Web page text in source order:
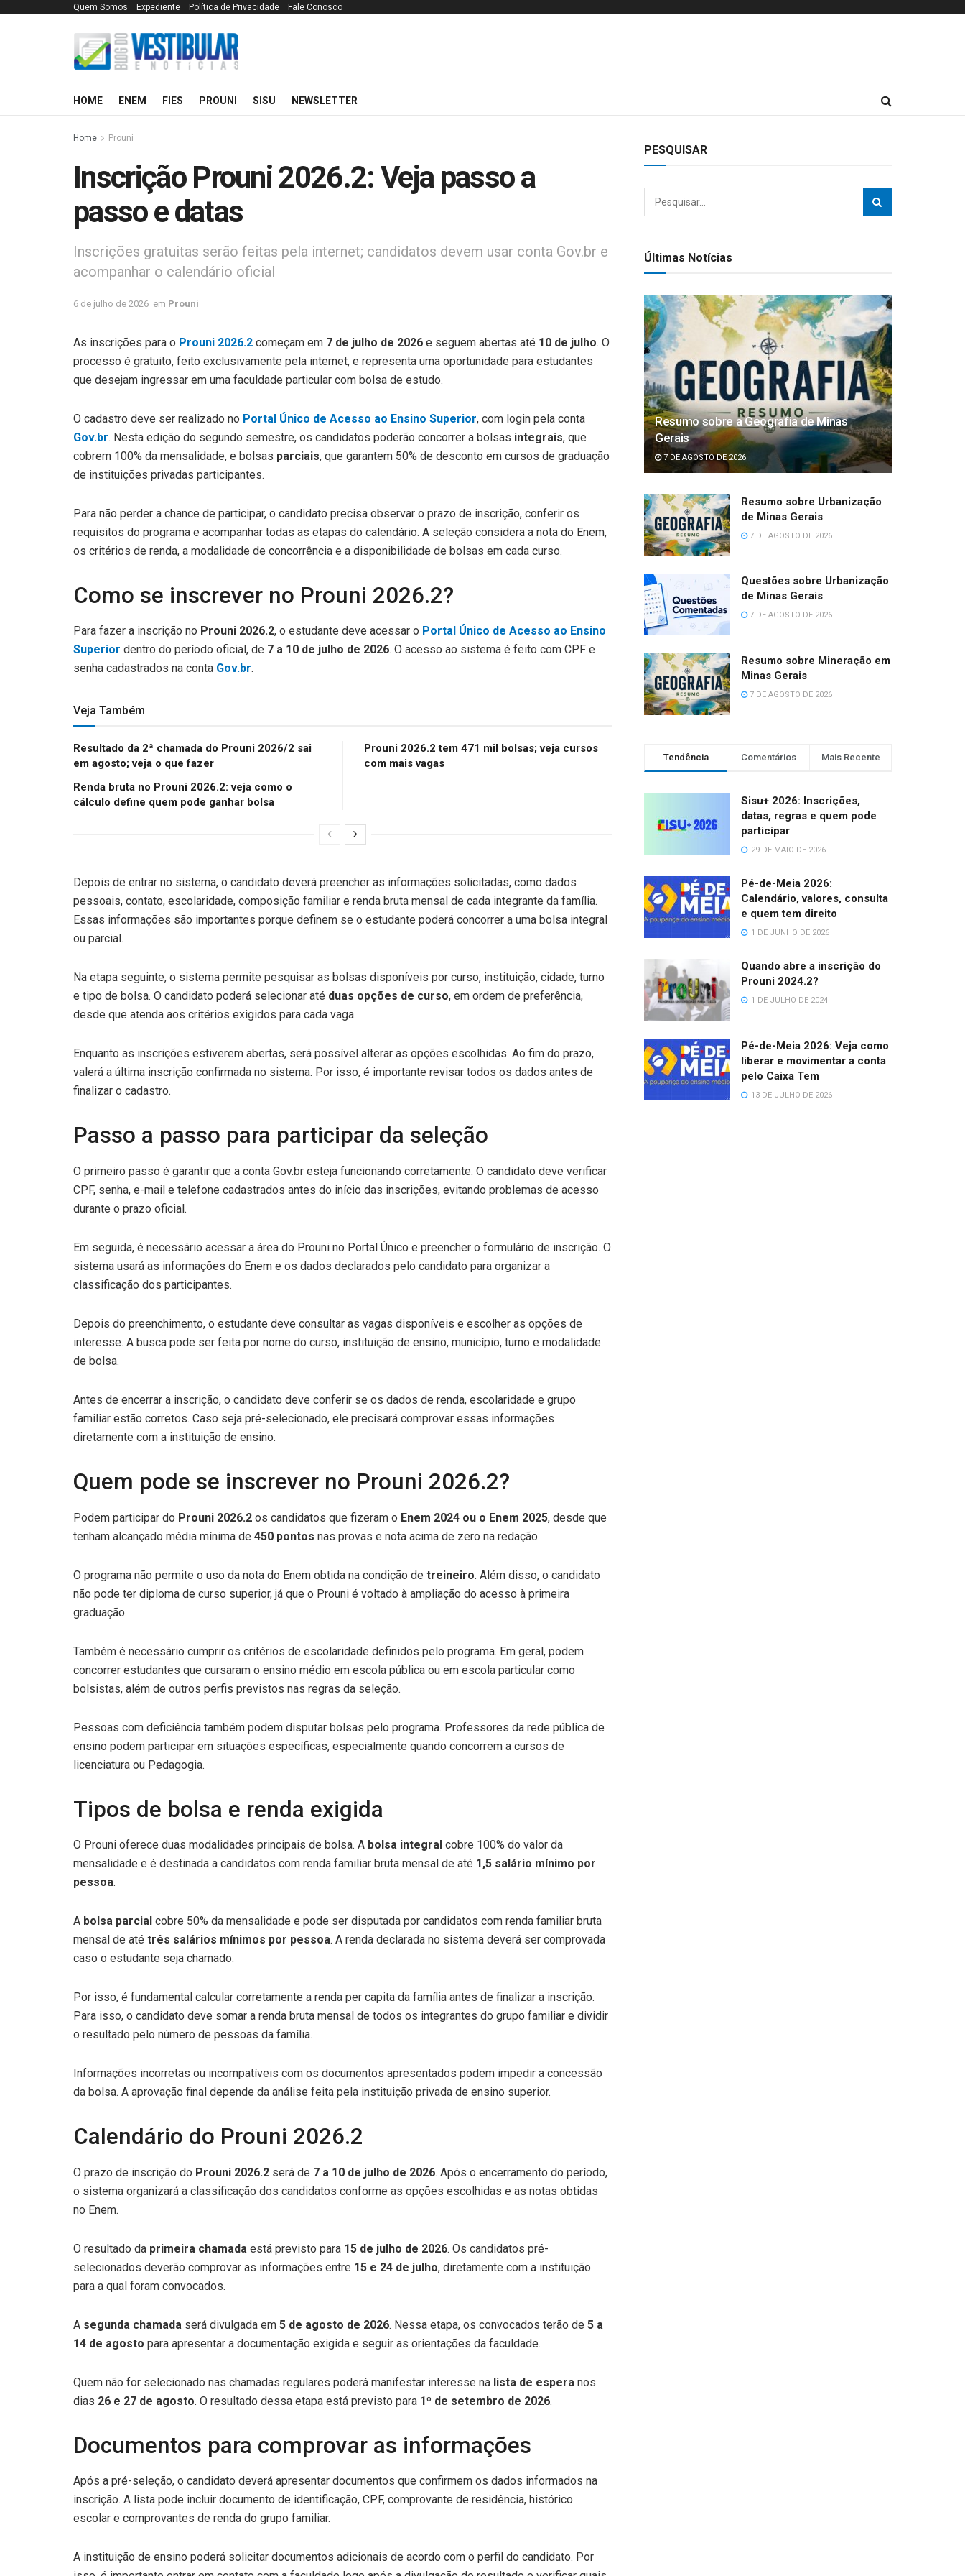
Quem Somos Expediente Política de Privacidade Fale Conosco
HOME ENEM FIES PROUNI SISU NEWSLETTER
Home Prouni
Inscrição Prouni 2026.2: Veja passo a
passo e datas
Inscrições gratuitas serão feitas pela internet; candidatos devem usar conta Gov.br e
acompanhar o calendário oficial
6 de julho de 2026 em Prouni
As inscrições para o Prouni 2026.2 começam em 7 de julho de 2026 e seguem abertas até 10 de julho. O
processo é gratuito, feito exclusivamente pela internet, e representa uma oportunidade para estudantes
que desejam ingressar em uma faculdade particular com bolsa de estudo.
O cadastro deve ser realizado no Portal Único de Acesso ao Ensino Superior, com login pela conta
Gov.br. Nesta edição do segundo semestre, os candidatos poderão concorrer a bolsas integrais, que
cobrem 100% da mensalidade, e bolsas parciais, que garantem 50% de desconto em cursos de graduação
de instituições privadas participantes.
Para não perder a chance de participar, o candidato precisa observar o prazo de inscrição, conferir os
requisitos do programa e acompanhar todas as etapas do calendário. A seleção considera a nota do Enem,
os critérios de renda, a modalidade de concorrência e a disponibilidade de bolsas em cada curso.
Como se inscrever no Prouni 2026.2?
Para fazer a inscrição no Prouni 2026.2, o estudante deve acessar o Portal Único de Acesso ao Ensino
Superior dentro do período oficial, de 7 a 10 de julho de 2026. O acesso ao sistema é feito com CPF e
senha cadastrados na conta Gov.br.
Veja Também
Resultado da 2ª chamada do Prouni 2026/2 sai
em agosto; veja o que fazer
Renda bruta no Prouni 2026.2: veja como o
cálculo define quem pode ganhar bolsa
Prouni 2026.2 tem 471 mil bolsas; veja cursos
com mais vagas
Depois de entrar no sistema, o candidato deverá preencher as informações solicitadas, como dados
pessoais, contato, escolaridade, composição familiar e renda bruta mensal de cada integrante da família.
Essas informações são importantes porque definem se o estudante poderá concorrer a uma bolsa integral
ou parcial.
Na etapa seguinte, o sistema permite pesquisar as bolsas disponíveis por curso, instituição, cidade, turno
e tipo de bolsa. O candidato poderá selecionar até duas opções de curso, em ordem de preferência,
desde que atenda aos critérios exigidos para cada vaga.
Enquanto as inscrições estiverem abertas, será possível alterar as opções escolhidas. Ao fim do prazo,
valerá a última inscrição confirmada no sistema. Por isso, é importante revisar todos os dados antes de
finalizar o cadastro.
Passo a passo para participar da seleção
O primeiro passo é garantir que a conta Gov.br esteja funcionando corretamente. O candidato deve verificar
CPF, senha, e-mail e telefone cadastrados antes do início das inscrições, evitando problemas de acesso
durante o prazo oficial.
Em seguida, é necessário acessar a área do Prouni no Portal Único e preencher o formulário de inscrição. O
sistema usará as informações do Enem e os dados declarados pelo candidato para organizar a
classificação dos participantes.
Depois do preenchimento, o estudante deve consultar as vagas disponíveis e escolher as opções de
interesse. A busca pode ser feita por nome do curso, instituição de ensino, município, turno e modalidade
de bolsa.
Antes de encerrar a inscrição, o candidato deve conferir se os dados de renda, escolaridade e grupo
familiar estão corretos. Caso seja pré-selecionado, ele precisará comprovar essas informações
diretamente com a instituição de ensino.
Quem pode se inscrever no Prouni 2026.2?
Podem participar do Prouni 2026.2 os candidatos que fizeram o Enem 2024 ou o Enem 2025, desde que
tenham alcançado média mínima de 450 pontos nas provas e nota acima de zero na redação.
O programa não permite o uso da nota do Enem obtida na condição de treineiro. Além disso, o candidato
não pode ter diploma de curso superior, já que o Prouni é voltado à ampliação do acesso à primeira
graduação.
Também é necessário cumprir os critérios de escolaridade definidos pelo programa. Em geral, podem
concorrer estudantes que cursaram o ensino médio em escola pública ou em escola particular como
bolsistas, além de outros perfis previstos nas regras da seleção.
Pessoas com deficiência também podem disputar bolsas pelo programa. Professores da rede pública de
ensino podem participar em situações específicas, especialmente quando concorrem a cursos de
licenciatura ou Pedagogia.
Tipos de bolsa e renda exigida
O Prouni oferece duas modalidades principais de bolsa. A bolsa integral cobre 100% do valor da
mensalidade e é destinada a candidatos com renda familiar bruta mensal de até 1,5 salário mínimo por
pessoa.
A bolsa parcial cobre 50% da mensalidade e pode ser disputada por candidatos com renda familiar bruta
mensal de até três salários mínimos por pessoa. A renda declarada no sistema deverá ser comprovada
caso o estudante seja chamado.
Por isso, é fundamental calcular corretamente a renda per capita da família antes de finalizar a inscrição.
Para isso, o candidato deve somar a renda bruta mensal de todos os integrantes do grupo familiar e dividir
o resultado pelo número de pessoas da família.
Informações incorretas ou incompatíveis com os documentos apresentados podem impedir a concessão
da bolsa. A aprovação final depende da análise feita pela instituição privada de ensino superior.
Calendário do Prouni 2026.2
O prazo de inscrição do Prouni 2026.2 será de 7 a 10 de julho de 2026. Após o encerramento do período,
o sistema organizará a classificação dos candidatos conforme as opções escolhidas e as notas obtidas
no Enem.
O resultado da primeira chamada está previsto para 15 de julho de 2026. Os candidatos pré-
selecionados deverão comprovar as informações entre 15 e 24 de julho, diretamente com a instituição
para a qual foram convocados.
A segunda chamada será divulgada em 5 de agosto de 2026. Nessa etapa, os convocados terão de 5 a
14 de agosto para apresentar a documentação exigida e seguir as orientações da faculdade.
Quem não for selecionado nas chamadas regulares poderá manifestar interesse na lista de espera nos
dias 26 e 27 de agosto. O resultado dessa etapa está previsto para 1º de setembro de 2026.
Documentos para comprovar as informações
Após a pré-seleção, o candidato deverá apresentar documentos que confirmem os dados informados na
inscrição. A lista pode incluir documento de identificação, CPF, comprovante de residência, histórico
escolar e comprovantes de renda do grupo familiar.
A instituição de ensino poderá solicitar documentos adicionais de acordo com o perfil do candidato. Por
PESQUISAR
Últimas Notícias
Resumo sobre a Geografia de Minas
Gerais
7 DE AGOSTO DE 2026
Resumo sobre Urbanização
de Minas Gerais
7 DE AGOSTO DE 2026
Questões sobre Urbanização
de Minas Gerais
7 DE AGOSTO DE 2026
Resumo sobre Mineração em
Minas Gerais
7 DE AGOSTO DE 2026
Tendência Comentários Mais Recente
Sisu+ 2026: Inscrições,
datas, regras e quem pode
participar
29 DE MAIO DE 2026
Pé-de-Meia 2026:
Calendário, valores, consulta
e quem tem direito
1 DE JUNHO DE 2026
Quando abre a inscrição do
Prouni 2024.2?
1 DE JULHO DE 2024
Pé-de-Meia 2026: Veja como
liberar e movimentar a conta
pelo Caixa Tem
13 DE JULHO DE 2026